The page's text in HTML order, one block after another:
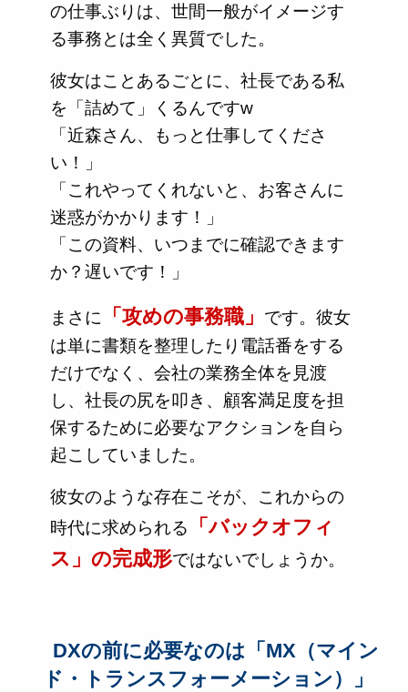
の仕事ぶりは、世間一般がイメージす
る事務とは全く異質でした。
彼女はことあるごとに、社長である私
を「詰めて」くるんですw
「近森さん、もっと仕事してくださ
い！」
「これやってくれないと、お客さんに
迷惑がかかります！」
「この資料、いつまでに確認できます
か？遅いです！」
まさに 「攻めの事務職」
です。彼女
は単に書類を整理したり電話番をする
だけでなく、会社の業務全体を見渡
し、社長の尻を叩き、顧客満足度を担
保するために必要なアクションを自ら
起こしていました。
彼女のような存在こそが、これからの
時代に求められる
「バックオフィ
ス」の完成形ではないでしょうか。
DXの前に必要なのは「MX（マイン
ド・トランスフォーメーション）」